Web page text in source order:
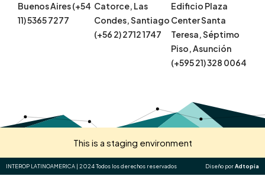
Buenos Aires (+54
11) 5365 7277
Catorce, Las
Condes, Santiago
(+56 2) 2712 1747
Edificio Plaza
Center Santa
Teresa, Séptimo
Piso, Asunción
(+595 21) 328 0064
This is a staging environment
INTEROP LATINOAMERICA | 2024 Todos los derechos reservados Diseño porAdtopia